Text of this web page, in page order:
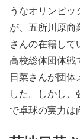
うなオリンピ
が、五所川原商
さんの在籍し
高校総体団体戦
日菜さんが団
した。しかし
で卓球の実力は